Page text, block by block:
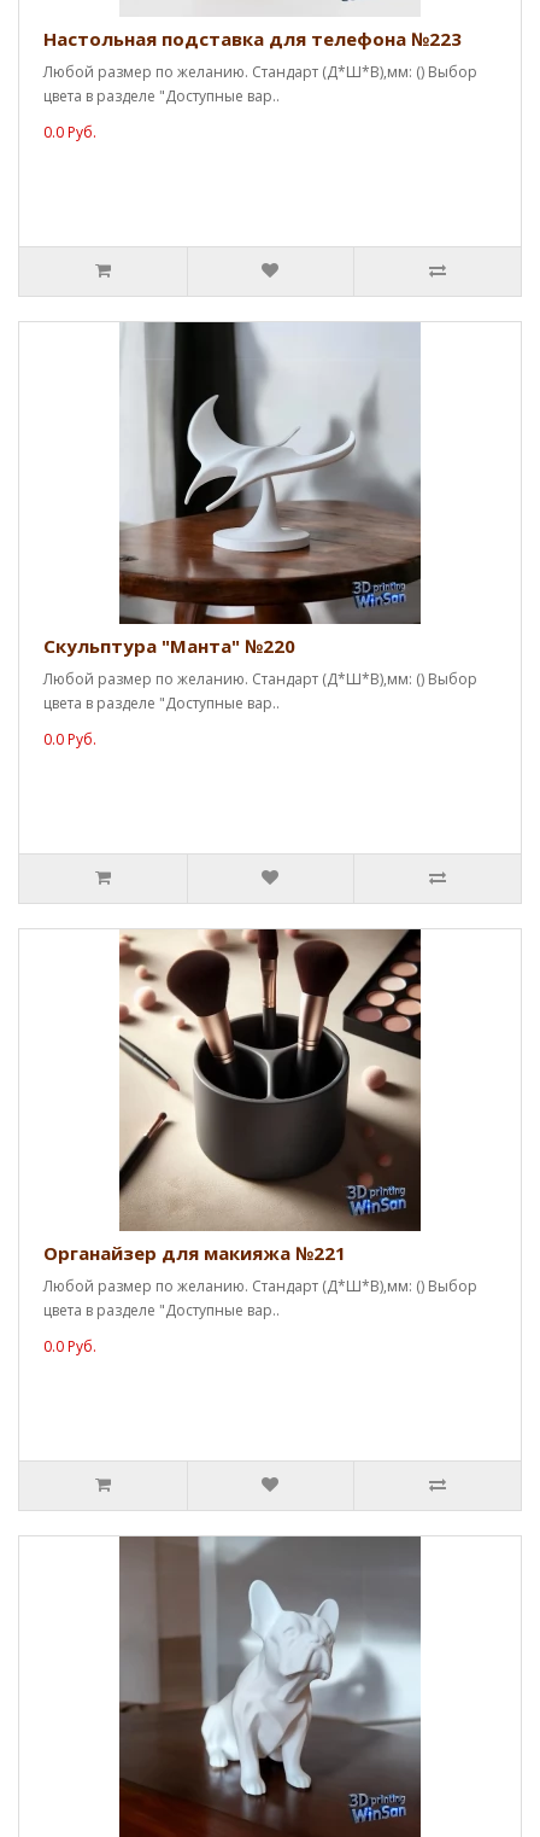
Настольная подставка для телефона №223
Любой размер по желанию. Стандарт (Д*Ш*В),мм: () Выбор
цвета в разделе "Доступные вар..
0.0 Руб.
Скульптура "Манта" №220
Любой размер по желанию. Стандарт (Д*Ш*В),мм: () Выбор
цвета в разделе "Доступные вар..
0.0 Руб.
Органайзер для макияжа №221
Любой размер по желанию. Стандарт (Д*Ш*В),мм: () Выбор
цвета в разделе "Доступные вар..
0.0 Руб.